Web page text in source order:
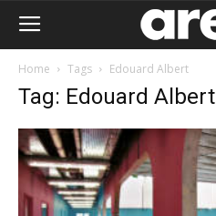
Home Tags Edouard Albert
Tag: Edouard Albert